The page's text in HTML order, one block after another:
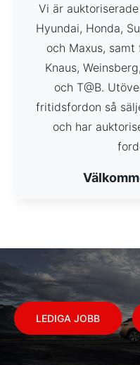
Vi är
Hyundai, Honda,
och Maxus,
Knaus,
och T@B.
fritidsfordon så
och har
LEDIGA JOBB